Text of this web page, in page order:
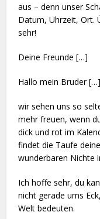
aus – denn unser
Datum, Uhrzeit, Ort.
sehr!
Deine Freunde […]
Hallo mein Bruder
wir sehen uns so
mehr freuen, wenn
dick und rot im
findet die Taufe
wunderbaren Nichte
Ich hoffe sehr, du
nicht gerade ums
Welt bedeuten.